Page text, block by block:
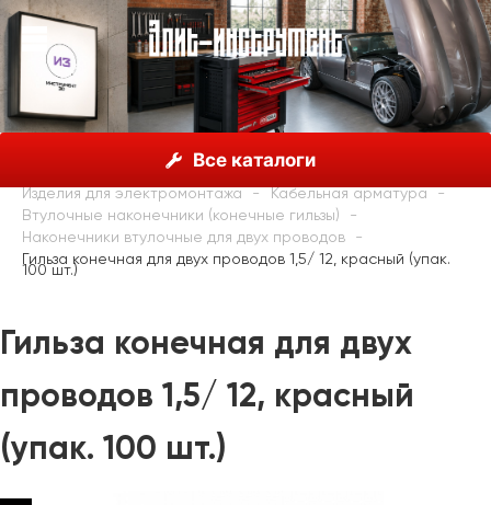
Все каталоги
Haupa
Каталог инструментов HAUPA
Изделия для электромонтажа
Кабельная арматура
Втулочные наконечники (конечные гильзы)
Наконечники втулочные для двух проводов
Гильза конечная для двух проводов 1,5/ 12, красный (упак.
100 шт.)
Гильза конечная для двух
проводов 1,5/ 12, красный
(упак. 100 шт.)